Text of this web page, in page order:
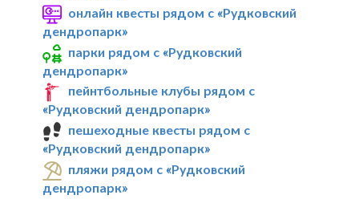
онлайн квесты рядом с «Рудковский
дендропарк»
парки рядом с «Рудковский
дендропарк»
пейнтбольные клубы рядом с
«Рудковский дендропарк»
пешеходные квесты рядом с
«Рудковский дендропарк»
пляжи рядом с «Рудковский
дендропарк»